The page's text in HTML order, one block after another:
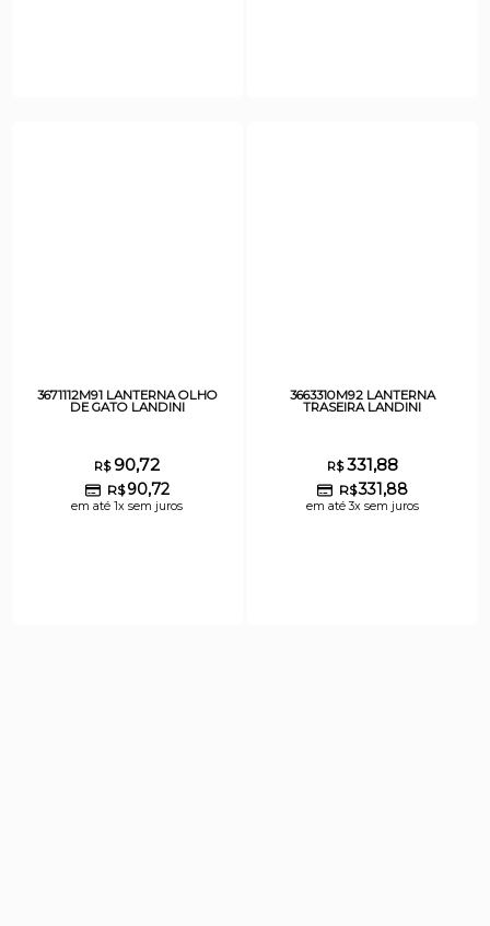
3671112M91 LANTERNA OLHO
DE GATO LANDINI
R$90,72
R$ 90,72
em até 1x sem juros
3663310M92 LANTERNA
TRASEIRA LANDINI
R$331,88
R$331,88
em até 3x sem juros